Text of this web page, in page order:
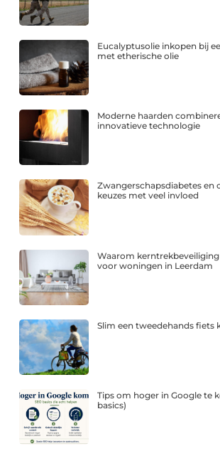
Eucalyptusolie inkopen bij
met etherische olie
Moderne haarden
innovatieve technologie
Zwangerschapsdiabetes en
keuzes met veel invloed
Waarom
voor woningen in Leerdam
Slim een tweedehands fiets
Tips om hoger in Google te
basics)